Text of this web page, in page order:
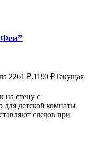
2261 ₽.1190 ₽Текущая
на стену с
детской комнаты
следов при